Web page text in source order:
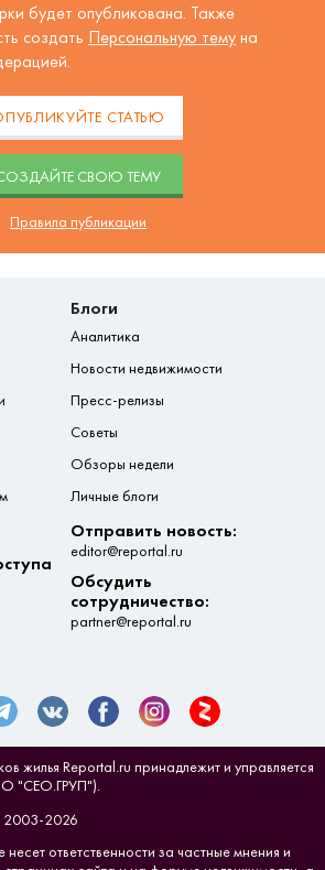
будет опубликована. Также
создать Персональную тему на
СТАТЬЮ
СВОЮ ТЕМУ
Правила публикации
Блоги
Аналитика
Новости недвижимости
Пресс-релизы
Советы
Обзоры недели
Личные блоги
Отправить новость:
editor@reportal.ru
Обсудить
сотрудничество:
partner@reportal.ru
жилья Reportal.ru принадлежит и управляется
"СЕО.ГРУП").
2003-2026
ответственности за частные мнения и